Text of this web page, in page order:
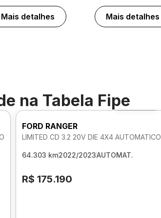
Mais detalhes Mais detalhes
na Tabela FipeFoto 360º
FORD RANGER
LIMITED CD 3.2 20V DIE 4X4 AUTOMATICO
64.303 km2022/2023AUTOMAT.
R$ 175.190